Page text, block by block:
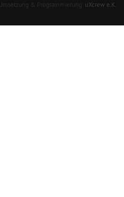
Umsetzung & Programmierung: uXcrew e.K.